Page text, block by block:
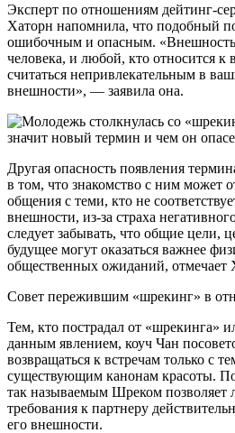
Эксперт по отношениям дейтинг-
Хаторн напомнила, что подобный
ошибочным и опасным. «Внешность
человека, и любой, кто относится к
считаться непривлекательным в
внешности», — заявила она.
Другая опасность появления
в том, что знакомство с ним может
общения с теми, кто не
внешности, из-за страха
следует забывать, что общие цели,
будущее могут оказаться важнее
общественных ожиданий, отмечает
Совет пережившим «шрекинг» в
Тем, кто пострадал от «шрекинга»
данным явлением, коуч Чан
возвращаться к встречам только с
существующим канонам красоты. По
так называемым Шреком позволяет
требования к партнеру
его внешности.